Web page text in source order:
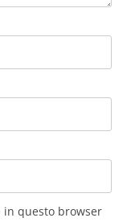
in questo browser